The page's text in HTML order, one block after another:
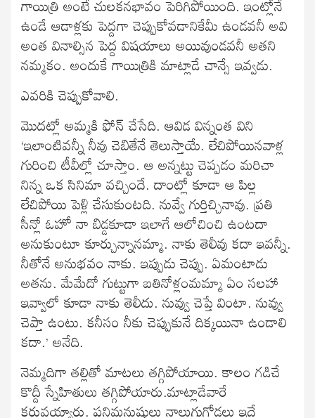
ఉండే ఆడాళ్లకు పెద్దగా చెప్పుకోవడానికేమీ ఉండవనీ అవి
అంత వినాల్సిన పెద్ద విషయాలు అయివుండవనీ అతని
నమ్మకం. అందుకే గాయిత్రికి మాట్లాడే చాన్సే ఇవ్వడు.
ఎవరికి చెప్పుకోవాలి.
మొదట్లో అమ్మకి ఫోన్ చేసేది. ఆవిడ విన్నంత విని
‘ఇలాంటివన్నీ నీవు చెబితేనే తెలుస్తాయే. లేచిపోయినవాళ్ల
గురించి టీవీల్లో చూస్తాం. ఆ అన్నట్టు చెప్పడం మరిచా
నిన్న ఒక సినిమా వచ్చిందే. దాంట్లో కూడా ఆ పిల్ల
లేచిపోయి పెళ్లి చేసుకుంటది. నువ్వే గుర్తిచ్చినావు. ప్రతి
సీన్లో ఓహో నా బిడ్డకూడా ఇలాగే ఆలోచించి ఉంటదా
అనుకుంటూ కూర్చున్నానమ్మా. నాకు తెలీవు కదా ఇవన్నీ.
నీతోనే అనుభవం నాకు. ఇప్పుడు చెప్పు. ఏమంటాడు
అతను. మేమేదో గుట్టుగా బతినోళ్లంమమ్మా ఏం సలహా
ఇవ్వాలో కూడా నాకు తెలీదు. నువ్వు చెప్తే వింటా. నువ్వు
చెప్తా ఉంటు. కనీసం నీకు చెప్పుకునే దిక్కయినా ఉండాలి
కదా.’ అనేది.
నెమ్మదిగా తల్లితో మాటలు తగ్గిపోయాయి. కాలం గడిచే
కొద్దీ స్నేహితులు తగ్గిపోయారు.మాట్లాడేవారే
కరువయ్యారు. పనిమనుషులు నాలుగుగోడలు ఇదే